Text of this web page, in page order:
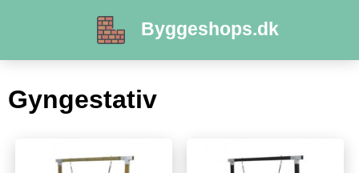
Byggeshops.dk
Gyngestativ